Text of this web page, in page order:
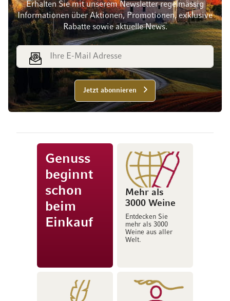
Erhalten Sie mit unserem Newsletter regelmässig
Informationen über Aktionen, Promotionen, exklusive
Rabatte sowie aktuelle News.
E-Mail Adresse
Jetzt abonnieren
Genuss
beginnt
schon
beim
Einkauf
Mehr als
3000 Weine
Entdecken Sie
mehr als 3000
Weine aus aller
Welt.